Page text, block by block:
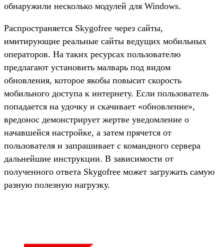
обнаружили несколько модулей для Windows.
Распространяется Skygofree через сайты,
имитирующие реальные сайты ведущих мобильных
операторов. На таких ресурсах пользователю
предлагают установить малварь под видом
обновления, которое якобы повысит скорость
мобильного доступа к интернету. Если пользователь
попадается на удочку и скачивает «обновление»,
вредонос демонстрирует жертве уведомление о
начавшейся настройке, а затем прячется от
пользователя и запрашивает с командного сервера
дальнейшие инструкции. В зависимости от
полученного ответа Skygofree может загружать самую
разную полезную нагрузку.